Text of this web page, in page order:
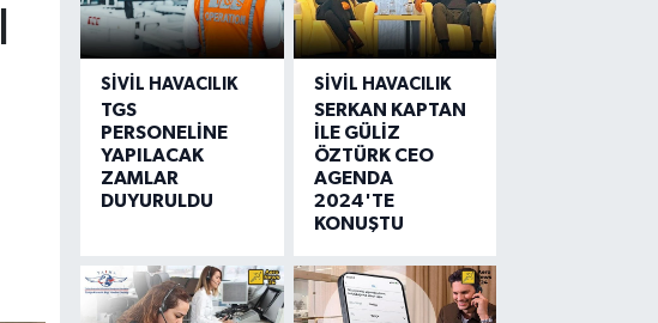
SIVIL HAVACILIK
TGS
PERSONELİNE
YAPILACAK
ZAMLAR
DUYURULDU
SIVIL HAVACILIK
SERKAN KAPTAN
İLE GÜLİZ
ÖZTÜRK CEO
AGENDA
2024'TE
KONUŞTU